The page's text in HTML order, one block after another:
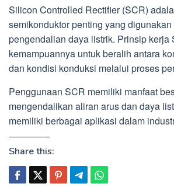
Silicon Controlled Rectifier (SCR)
semikonduktor penting yang
pengendalian daya listrik. Prinsip kerja
kemampuannya untuk beralih antara
dan kondisi konduksi melalui proses
Penggunaan SCR memiliki manfaat
mengendalikan aliran arus dan daya
memiliki berbagai aplikasi dalam
Share this: